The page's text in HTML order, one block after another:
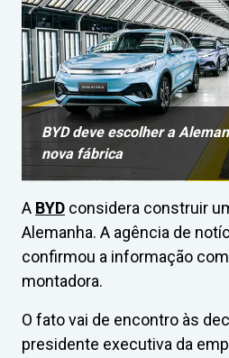
BYD deve escolher a
nova fábrica
A BYD considera construir
Alemanha. A agência de
confirmou a informação
montadora.
O fato vai de encontro às
presidente executiva da